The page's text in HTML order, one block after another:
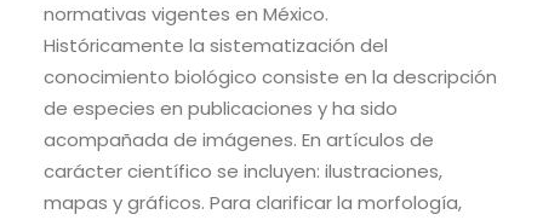
normativas vigentes en México.
Históricamente la sistematización del
conocimiento biológico consiste en la descripción
de especies en publicaciones y ha sido
acompañada de imágenes. En artículos de
carácter científico se incluyen: ilustraciones,
mapas y gráficos. Para clarificar la morfología,